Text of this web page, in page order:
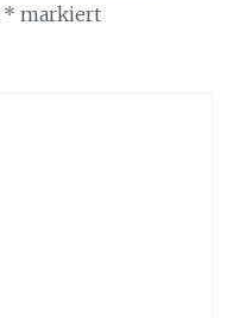
* markiert